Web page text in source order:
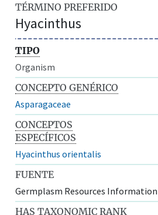
TÉRMINO PREFERIDO
Hyacinthus
TIPO
Organism
CONCEPTO GENÉRICO
Asparagaceae
CONCEPTOS
ESPECÍFICOS
Hyacinthus orientalis
FUENTE
Germplasm Resources
HAS TAXONOMIC RANK